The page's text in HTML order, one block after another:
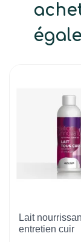
Lait
entretien cuir